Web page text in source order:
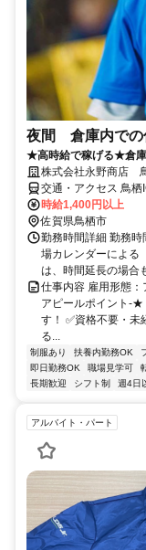
夜間 倉庫内での
★高時給で稼げる★倉庫
株式会社永野商店
ンター内)
交通・アクセス 鳥栖
時給1,400円以上
佐賀県鳥栖市
勤務時間詳細 勤務
場カレンダーによる
は、時間延長の場合
仕事内容 雇用形態
アピールポイント-★
す！ ✅資格不要・未
る...
制服あり 扶養内勤務OK
即日勤務OK
職場見学可
長期歓迎
シフト制 週4日
アルバイト・パート